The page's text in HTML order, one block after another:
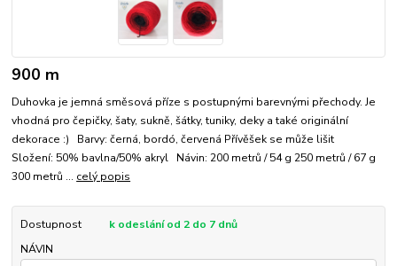
900 m
Duhovka je jemná směsová příze s postupnými barevnými přechody. Je
vhodná pro čepičky, šaty, sukně, šátky, tuniky, deky a také originální
dekorace :) Barvy: černá, bordó, červená Přívěšek se může lišit
Složení: 50% bavlna/50% akryl Návin: 200 metrů / 54 g 250 metrů / 67 g
300 metrů ... celý popis
Dostupnost
k odeslání od 2 do 7 dnů
NÁVIN